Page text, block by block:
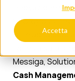
Accetta
Innovazione e
YOURgroup.
DG e agli
Messiga,
Cash